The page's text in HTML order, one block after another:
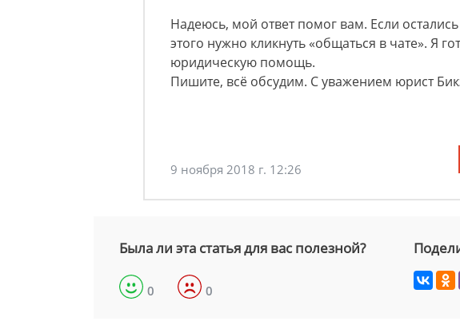
Надеюсь, мой ответ помог вам. Если
этого нужно кликнуть «общаться в чате». Я
юридическую помощь.
Пишите, всё обсудим. С уважением юрист
9 ноября 2018 г. 12:26
Была ли эта статья для вас полезной?
0 0